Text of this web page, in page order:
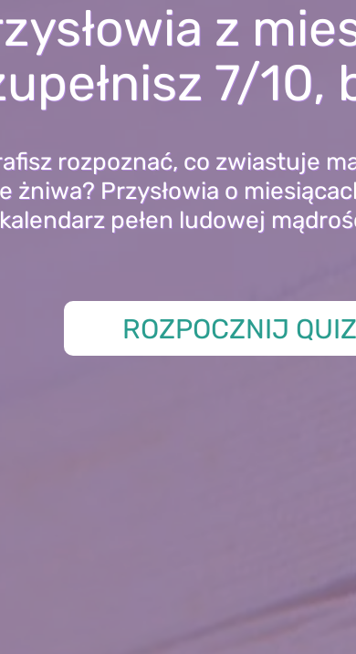
z
7/10,
rozpoznać, co zwiastuje
żniwa? Przysłowia o
pełen ludowej
ROZPOCZNIJ QUIZ